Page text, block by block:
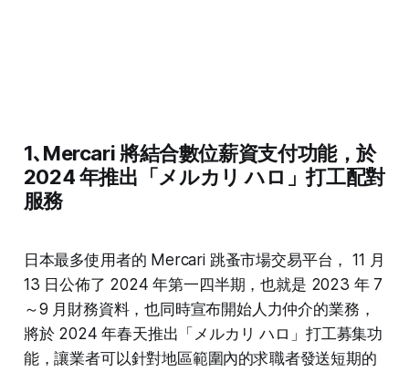
1､Mercari 將結合數位薪資支付功能，於
2024 年推出「メルカリ ハロ」打工配對
服務
日本最多使用者的 Mercari 跳蚤市場交易平台， 11 月
13 日公佈了 2024 年第一四半期，也就是 2023 年 7
～9 月財務資料，也同時宣布開始人力仲介的業務，
將於 2024 年春天推出「メルカリ ハロ」打工募集功
能，讓業者可以針對地區範圍內的求職者發送短期的